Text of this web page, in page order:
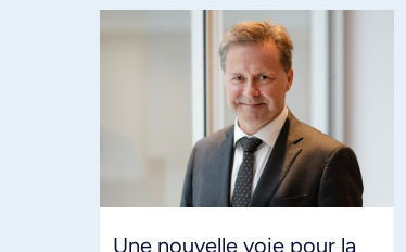
Une nouvelle voie pour la